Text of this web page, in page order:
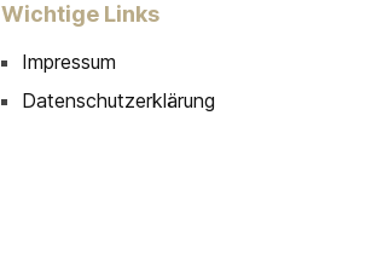
Wichtige Links
Impressum
Datenschutzerklärung